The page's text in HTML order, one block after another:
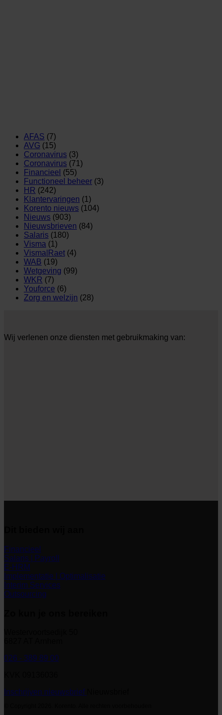
AFAS (7)
AVG (15)
Coronavirus (3)
Coronavirus (71)
Financieel (55)
Functioneel beheer (3)
HR (242)
Klantervaringen (1)
Korento nieuws (104)
Nieuws (903)
Nieuwsbrieven (84)
Salaris (180)
Visma (1)
Visma|Raet (4)
WAB (19)
Wetgeving (99)
WKR (7)
Youforce (6)
Zorg en welzijn (28)
Wij verlenen onze diensten met gebruikmaking van:
Financieel
Salaris | Payroll
E-HRM
Implementatie | Optimalisatie
Interim Services
Outsourcing
026 - 389 89 00
Inschrijven nieuwsbrief